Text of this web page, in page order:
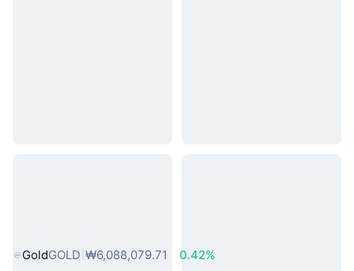
GoldGOLD ₩6,088,079.71 0.42%